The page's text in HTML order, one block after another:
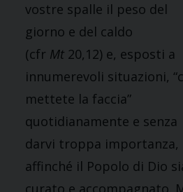
vostre spalle il peso del
giorno e del caldo
(cfr Mt 20,12) e, esposti a
innumerevoli situazioni,
mettete la faccia”
quotidianamente e senza
darvi troppa importanza,
affinché il Popolo di Dio
curato e accompagnato.